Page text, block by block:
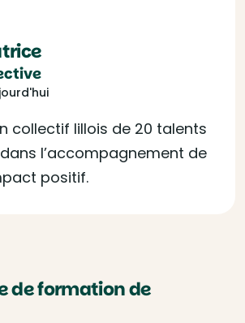
collectif lillois de 20 talents
l’accompagnement de
positif.
de formation de